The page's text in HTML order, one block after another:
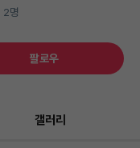
2명
팔로우
갤러리